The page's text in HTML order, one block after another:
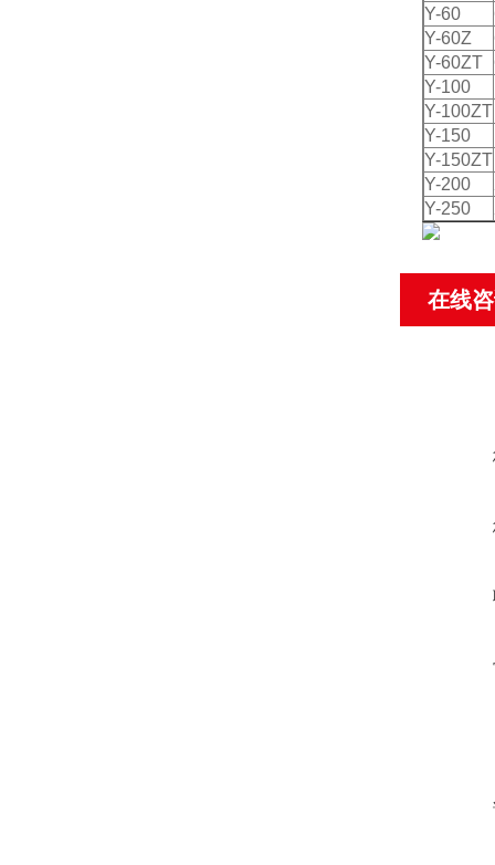
Y-60
Y-60Z
Y-60ZT
Y-100
Y-100ZT
Y-150
Y-150ZT
Y-200
Y-250
在线